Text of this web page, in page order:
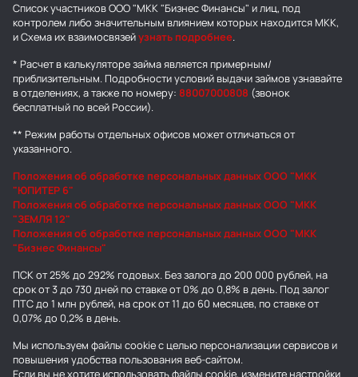
Список участников ООО "МКК "Бизнес Финансы" и лиц, под
контролем либо значительным влиянием которых находится МКК,
и Схема их взаимосвязейузнать подробнее.
* Расчет в калькуляторе займа является примерным/
приблизительным. Подробности условий выдачи займов узнавайте
в отделениях, а также по номеру: 88007000808 (звонок
бесплатный по всей России).
** Режим работы отдельных офисов может отличаться от
указанного.
Положения об обработке персональных данных ООО "МКК
"ЮПИТЕР 6"
Положения об обработке персональных данных ООО "МКК
"ЗЕМЛЯ 12"
Положения об обработке персональных данных ООО "МКК
"Бизнес Финансы"
ПСК от 25% до 292% годовых. Без залога до 200 000 рублей, на
срок от 3 до 730 дней по ставке от 0% до 0,8% в день. Под залог
ПТС до 1 млн рублей, на срок от 11 до 60 месяцев, по ставке от
0,07% до 0,2% в день.
Мы используем файлы cookieс целью персонализации сервисов и
повышения удобства пользования веб-сайтом.
Если вы не хотите использовать файлы cookie, измените настройки